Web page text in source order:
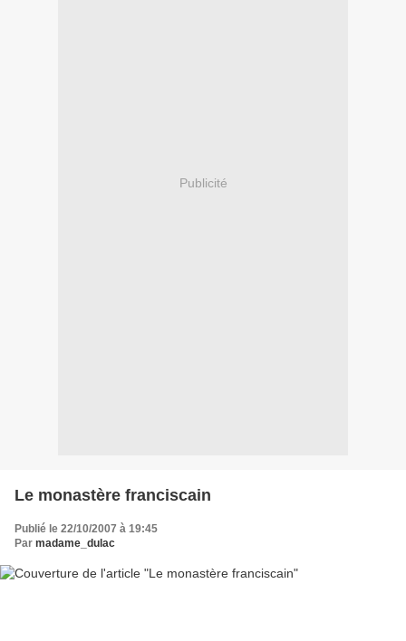
Publicité
Le monastère franciscain
Publié le 22/10/2007 à 19:45
Par madame_dulac